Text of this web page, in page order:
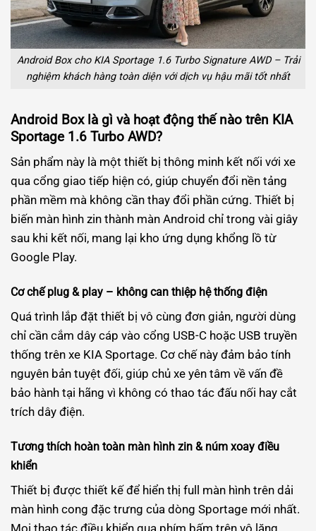
Android Box cho KIA Sportage 1.6 Turbo Signature AWD – Trải
nghiệm khách hàng toàn diện với dịch vụ hậu mãi tốt nhất
Android Box là gì và hoạt động thế nào trên KIA
Sportage 1.6 Turbo AWD?
Sản phẩm này là một thiết bị thông minh kết nối với xe
qua cổng giao tiếp hiện có, giúp chuyển đổi nền tảng
phần mềm mà không cần thay đổi phần cứng. Thiết bị
biến màn hình zin thành màn Android chỉ trong vài giây
sau khi kết nối, mang lại kho ứng dụng khổng lồ từ
Google Play.
Cơ chế plug & play – không can thiệp hệ thống điện
Quá trình lắp đặt thiết bị vô cùng đơn giản, người dùng
chỉ cần cắm dây cáp vào cổng USB-C hoặc USB truyền
thống trên xe KIA Sportage. Cơ chế này đảm bảo tính
nguyên bản tuyệt đối, giúp chủ xe yên tâm về vấn đề
bảo hành tại hãng vì không có thao tác đấu nối hay cắt
trích dây điện.
Tương thích hoàn toàn màn hình zin & núm xoay điều
khiển
Thiết bị được thiết kế để hiển thị full màn hình trên dải
màn hình cong đặc trưng của dòng Sportage mới nhất.
Mọi thao tác điều khiển qua phím bấm trên vô lăng,